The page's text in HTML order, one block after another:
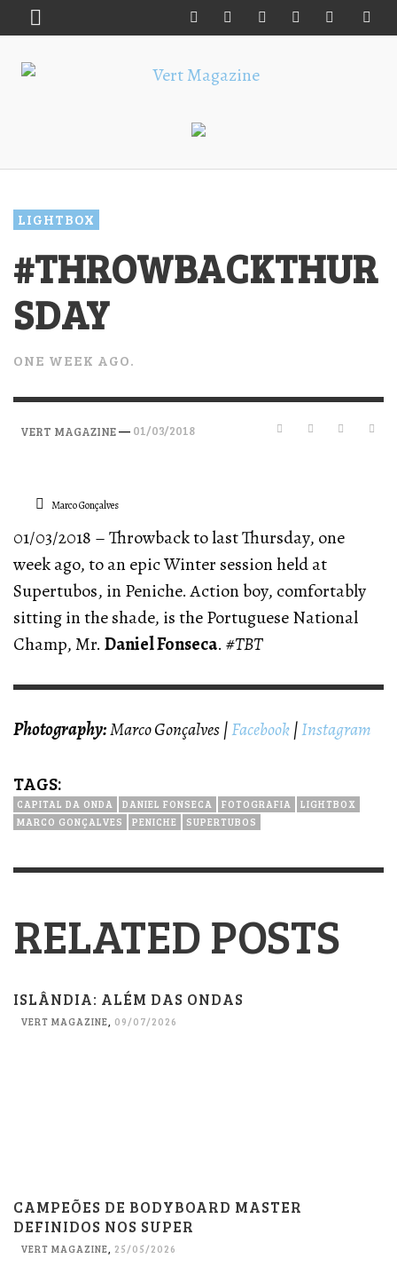
LIGHTBOX
#THROWBACKTHUR
SDAY
ONE WEEK AGO.
VERT MAGAZINE— 01/03/2018
Marco Gonçalves
01/03/2018 – Throwback to last Thursday, one
week ago, to an epic Winter session held at
Supertubos, in Peniche. Action boy, comfortably
sitting in the shade, is the Portuguese National
Champ, Mr. Daniel Fonseca. #TBT
Photography:Marco Gonçalves |Facebook|Instagram
TAGS:
CAPITAL DA ONDA DANIEL FONSECA FOTOGRAFIA
LIGHTBOX
MARCO GONÇALVES
PENICHE SUPERTUBOS
RELATED POSTS
ISLÂNDIA: ALÉM DAS ONDAS
VERT MAGAZINE 09/07/2026
CAMPEÕES DE BODYBOARD MASTER
DEFINIDOS NOS SUPER
VERT MAGAZINE, 25/05/2026